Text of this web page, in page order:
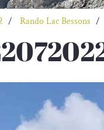
Rando Lac Bessons